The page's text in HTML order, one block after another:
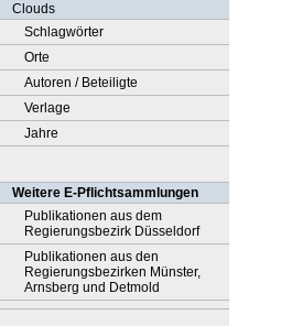
Clouds
Schlagwörter
Orte
Autoren / Beteiligte
Verlage
Jahre
Weitere E-Pflichtsammlungen
Publikationen aus dem
Regierungsbezirk Düsseldorf
Publikationen aus den
Regierungsbezirken Münster,
Arnsberg und Detmold